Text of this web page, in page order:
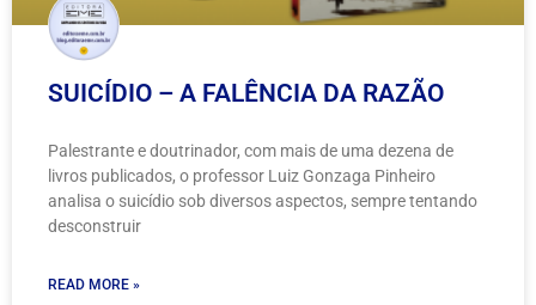
SUICÍDIO – A FALÊNCIA DA RAZÃO
Palestrante e doutrinador, com mais de uma dezena de
livros publicados, o professor Luiz Gonzaga Pinheiro
analisa o suicídio sob diversos aspectos, sempre tentando
desconstruir
READ MORE »